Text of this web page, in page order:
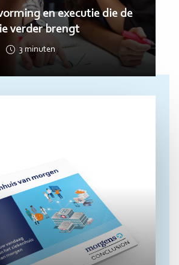
en executie die de
verder brengt
3 minuten